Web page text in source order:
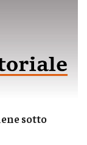
sotto